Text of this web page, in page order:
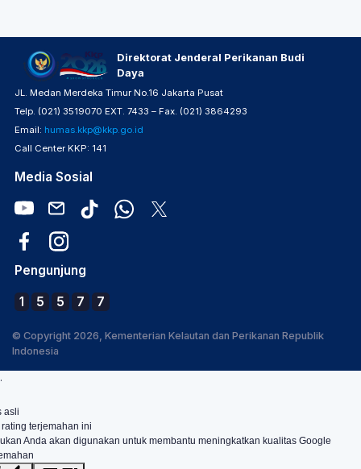
Direktorat Jenderal Perikanan Budi
Daya
JL. Medan Merdeka Timur No.16 Jakarta Pusat
Telp. (021) 3519070 EXT. 7433 – Fax. (021) 3864293
Email: humas.kkp@kkp.go.id
Call Center KKP: 141
Media Sosial
Pengunjung
1 5 5 7 7
© Copyright 2026, Kementerian Kelautan dan Perikanan Republik
Indonesia
.
asli
terjemahan ini
Anda akan digunakan untuk membantu meningkatkan kualitas Google